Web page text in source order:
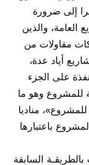
إلى ضرورة
العامة، والذين
مقاولات من
أياد عدة،
على الجزء
للمشروع وهو ما
مناديا
باعتبارها
السابقة